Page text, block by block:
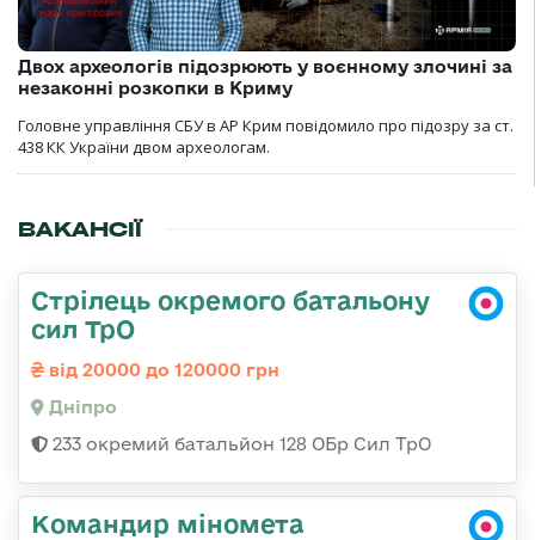
Двох археологів підозрюють у воєнному злочині за
незаконні розкопки в Криму
Головне управління СБУ в АР Крим повідомило про підозру за ст.
438 КК України двом археологам.
ВАКАНСІЇ
Стрілець окремого батальону
сил ТрО
від 20000 до 120000 грн
Дніпро
233 окремий батальйон 128 ОБр Сил ТрО
Командир міномета